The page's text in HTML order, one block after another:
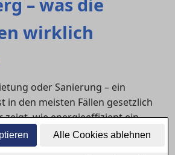
Alle Cookies ablehnen
wirklich
oder Sanierung – ein
in den meisten Fällen gesetzlich
zeigt, wie energieeffizient ein
Käufer:innen oder Mieter:innen
besser